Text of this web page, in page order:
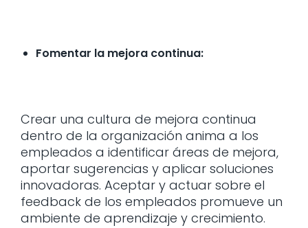
Fomentar la mejora continua:
Crear una cultura de mejora continua
dentro de la organización anima a los
empleados a identificar áreas de mejora,
aportar sugerencias y aplicar soluciones
innovadoras. Aceptar y actuar sobre el
feedback de los empleados promueve un
ambiente de aprendizaje y crecimiento.